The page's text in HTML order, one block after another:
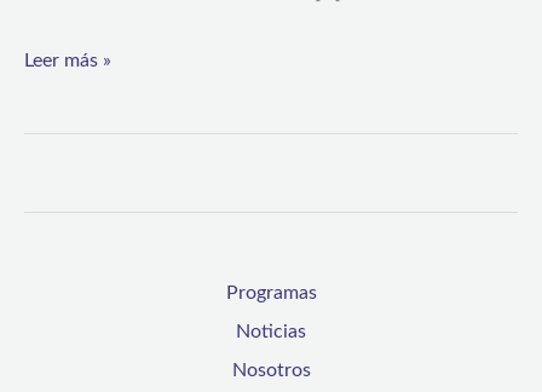
Leer más »
Programas
Noticias
Nosotros